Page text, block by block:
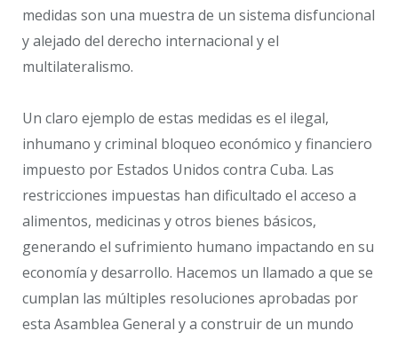
medidas son una muestra de un sistema disfuncional
y alejado del derecho internacional y el
multilateralismo.
Un claro ejemplo de estas medidas es el ilegal,
inhumano y criminal bloqueo económico y financiero
impuesto por Estados Unidos contra Cuba. Las
restricciones impuestas han dificultado el acceso a
alimentos, medicinas y otros bienes básicos,
generando el sufrimiento humano impactando en su
economía y desarrollo. Hacemos un llamado a que se
cumplan las múltiples resoluciones aprobadas por
esta Asamblea General y a construir de un mundo